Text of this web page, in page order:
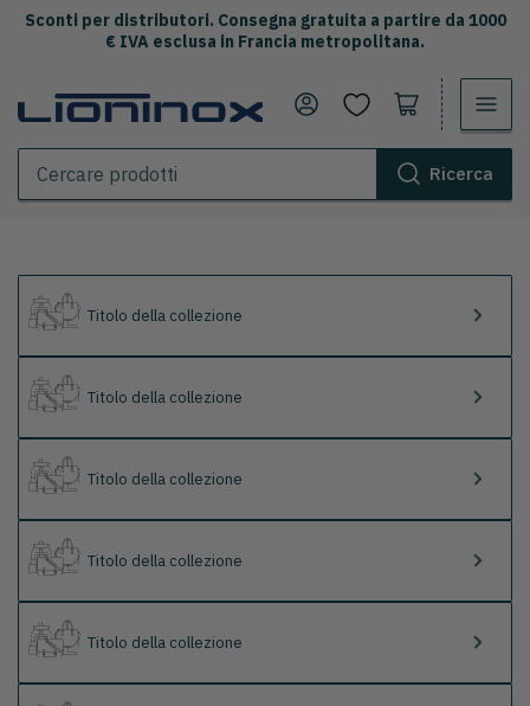
Sconti per distributori. Consegna gratuita a partire da 1000
€ IVA esclusa in Francia metropolitana.
Cercare
Ricerca
Accedi Apri il carrello
Titolo della collezione
Titolo della collezione
Titolo della collezione
Titolo della collezione
Titolo della collezione